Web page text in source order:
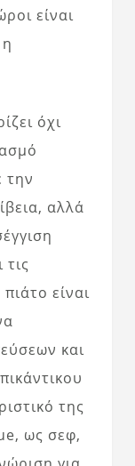
είναι
όχι
την
αλλά
είναι
και
της
ως σεφ,